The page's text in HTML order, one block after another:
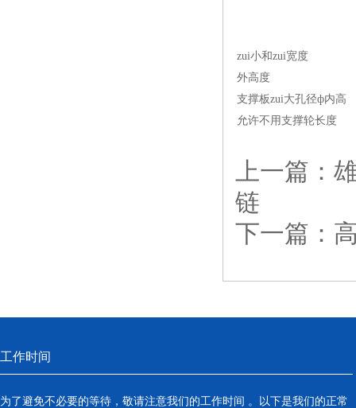
zui小和zui宽度
外高度
支撑板zui大孔径ф内高
允许不用支撑轮长度
上一篇：
链
下一篇：
工作时间
为了避免不必要的等待，敬请注意我们的工作时间 。以下是我们的正常